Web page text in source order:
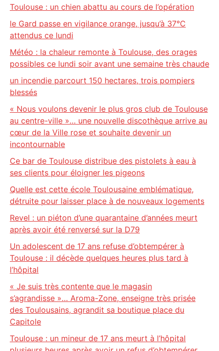
Toulouse : un chien abattu au cours de l’opération
le Gard passe en vigilance orange, jusqu’à 37°C
attendus ce lundi
Météo : la chaleur remonte à Toulouse, des orages
possibles ce lundi soir avant une semaine très chaude
un incendie parcourt 150 hectares, trois pompiers
blessés
« Nous voulons devenir le plus gros club de Toulouse
au centre-ville »… une nouvelle discothèque arrive au
cœur de la Ville rose et souhaite devenir un
incontournable
Ce bar de Toulouse distribue des pistolets à eau à
ses clients pour éloigner les pigeons
Quelle est cette école Toulousaine emblématique,
détruite pour laisser place à de nouveaux logements
Revel : un piéton d’une quarantaine d’années meurt
après avoir été renversé sur la D79
Un adolescent de 17 ans refuse d’obtempérer à
Toulouse : il décède quelques heures plus tard à
l’hôpital
« Je suis très contente que le magasin
s’agrandisse »… Aroma-Zone, enseigne très prisée
des Toulousains, agrandit sa boutique place du
Capitole
Toulouse : un mineur de 17 ans meurt à l’hôpital